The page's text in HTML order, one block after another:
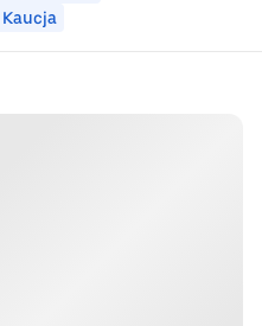
Kaucja